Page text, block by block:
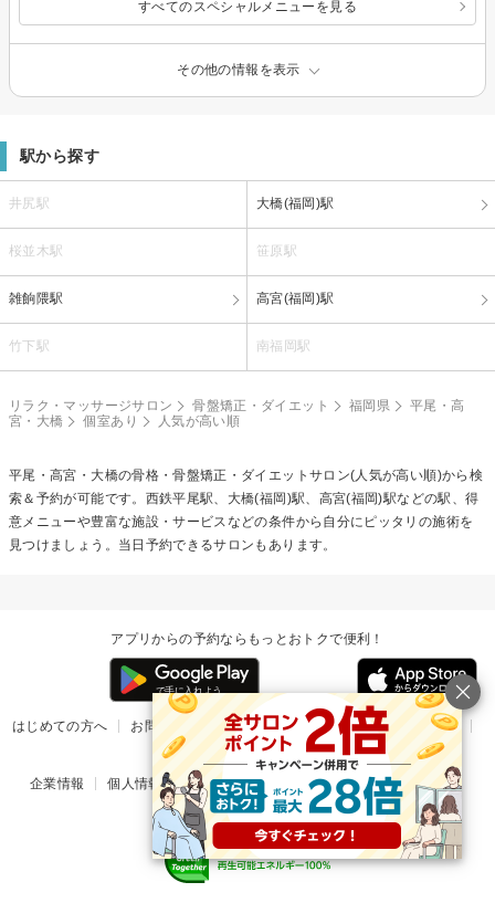
すべてのスペシャルメニューを見る
その他の情報を表示
駅から探す
井尻駅 大橋(福岡)駅
桜並木駅 笹原駅
雑餉隈駅 高宮(福岡)駅
竹下駅 南福岡駅
リラク・マッサージサロン 骨盤矯正・ダイエット 福岡県
平尾・高
宮・大橋
個室あり 人気が高い順
平尾・高宮・大橋の骨格・骨盤矯正・ダイエット サロン(人気が高い順)から検
索＆予約が可能です。西鉄平尾駅、大橋(福岡)駅、高宮(福岡)駅などの駅、得
意メニューや豊富な施設・サービスなどの条件から自分にピッタリの施術を
見つけましょう。当日予約できるサロンもあります。
アプリからの予約ならもっとおトクで便利！
はじめての方へ お問い合わせ ヘルプ リリース情報
利用規約
掲載ご希望のサロン様
企業情報 個人情報保護方針 楽天のサービス一覧 アプリ一覧
© Rakuten Group, Inc.